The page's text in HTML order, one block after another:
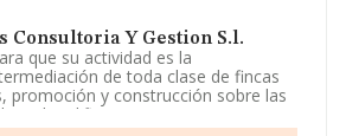
Consultoria Y Gestion S.l.
que su actividad es la
de toda clase de fincas
promoción y construcción sobre las
de edificaciones, su